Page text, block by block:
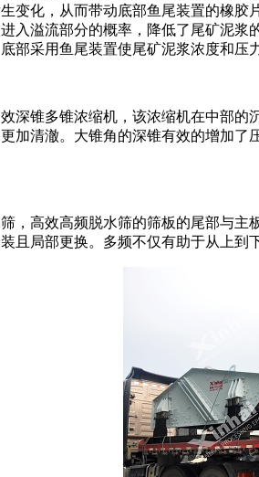
变化，从而带动底部鱼尾装置的橡
入溢流部分的概率，降低了尾矿泥
部采用鱼尾装置使尾矿泥浆浓度和压
深锥多锥浓缩机，该浓缩机在中部
加清澈。大锥角的深锥有效的增加
，高效高频脱水筛的筛板的尾部与
且局部更换。多频不仅有助于从上